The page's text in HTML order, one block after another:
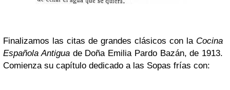
Finalizamos las citas de grandes clásicos con la Cocina
Española Antiguade Doña Emilia Pardo Bazán, de 1913.
Comienza su capítulo dedicado a las Sopas frías con: